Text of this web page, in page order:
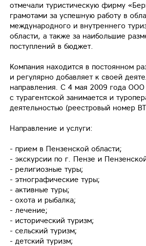
отмечали туристическую фирму
грамотами за успешную работу в
международного и внутреннего
области, а также за наибольшие
поступлений в бюджет.
Компания находится в постоянном
и регулярно добавляет к своей
направления. С 4 мая 2009 года ООО
с турагентской занимается и
деятельностью (реестровый номер
Направление и услуги:
- прием в Пензенской области;
- экскурсии по г. Пензе и
- религиозные туры;
- этнографические туры;
- активные туры;
- охота и рыбалка;
- лечение;
- исторический туризм;
- сельский туризм;
- детский туризм;